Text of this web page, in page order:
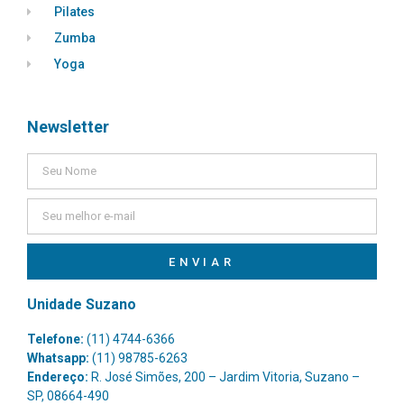
Pilates
Zumba
Yoga
Newsletter
ENVIAR
Unidade Suzano
Telefone: (11) 4744-6366
Whatsapp: (11) 98785-6263
Endereço: R. José Simões, 200 – Jardim Vitoria, Suzano –
SP, 08664-490